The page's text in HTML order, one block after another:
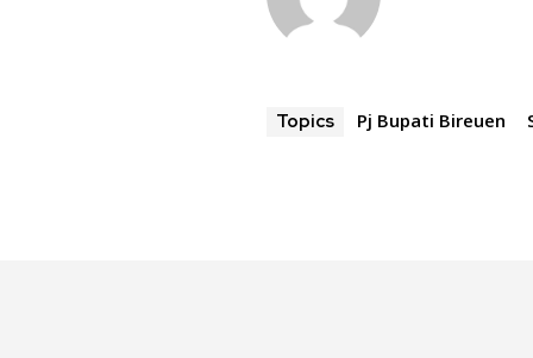
Topics Pj Bupati Bireuen